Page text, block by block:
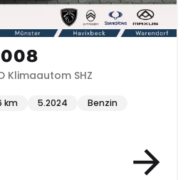
Klimaautom SHZ
km 5.2024
Benzin